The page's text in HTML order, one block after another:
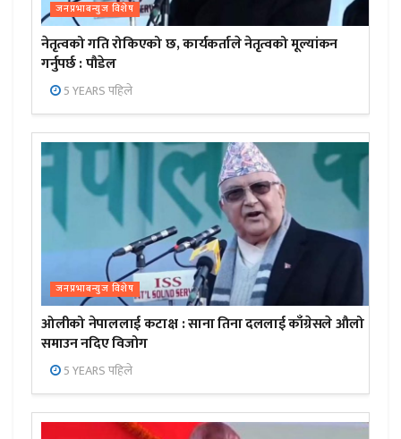
जनप्रभाबन्युज विशेष
नेतृत्वको गति रोकिएको छ, कार्यकर्ताले नेतृत्वको मूल्यांकन
गर्नुपर्छ : पौडेल
5 YEARS पहिले
जनप्रभाबन्युज विशेष
ओलीको नेपाललाई कटाक्ष : साना तिना दललाई काँग्रेसले औलो
समाउन नदिए विजोग
5 YEARS पहिले